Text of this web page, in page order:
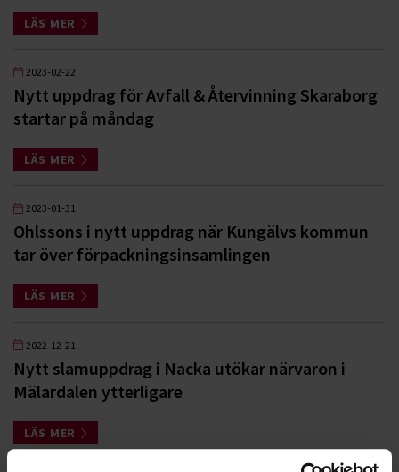
LÄS MER
2023-02-22
Nytt uppdrag för Avfall & Återvinning Skaraborg
startar på måndag
LÄS MER
2023-01-31
Ohlssons i nytt uppdrag när Kungälvs kommun
tar över förpackningsinsamlingen
LÄS MER
2022-12-21
Nytt slamuppdrag i Nacka utökar närvaron i
Mälardalen ytterligare
LÄS MER